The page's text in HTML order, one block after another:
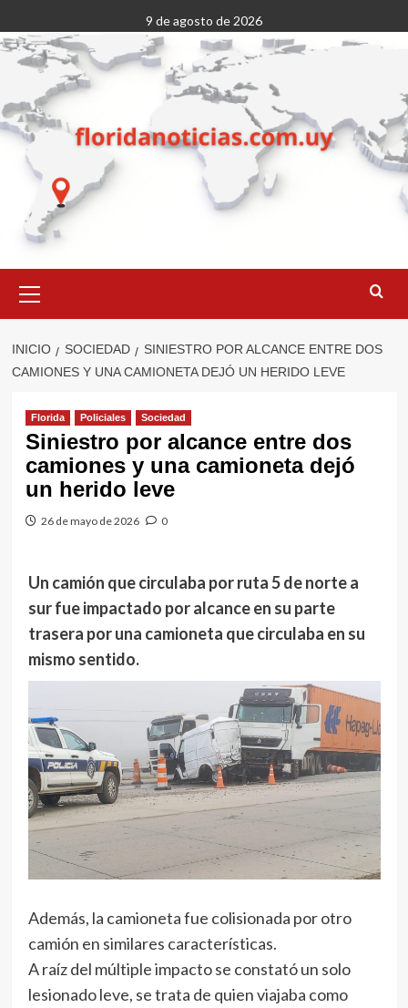
al
contenido
9 de agosto de 2026
primario
INICIO SOCIEDAD
SINIESTRO POR ALCANCE ENTRE DOS
CAMIONES Y UNA CAMIONETA DEJÓ UN HERIDO LEVE
Florida Policiales Sociedad
Siniestro por alcance entre dos
camiones y una camioneta dejó
un herido leve
26 de mayo de 2026 0
Un camión que circulaba por ruta 5 de norte a
sur fue impactado por alcance en su parte
trasera por una camioneta que circulaba en su
mismo sentido.
Además, la camioneta fue colisionada por otro
camión en similares características.
A raíz del múltiple impacto se constató un solo
lesionado leve, se trata de quien viajaba como